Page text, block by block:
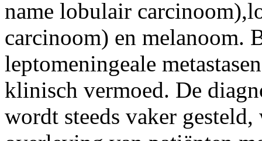
name lobulair
carcinoom) en melanoom.
leptomeningeale
klinisch vermoed. De
wordt steeds vaker